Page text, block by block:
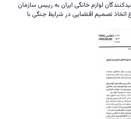
لوازم خانگی ایران به رییس سازمان
اتخاذ تصمیم اقتضایی در شرایط جنگی با